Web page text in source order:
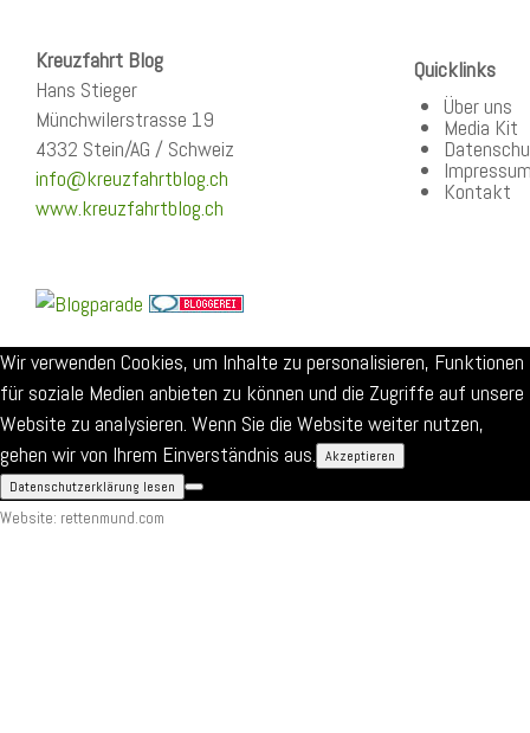
Kreuzfahrt Blog
Hans Stieger
Münchwilerstrasse 19
4332 Stein/AG / Schweiz
info@kreuzfahrtblog.ch
www.kreuzfahrtblog.ch
Quicklinks
Über uns
Media Kit
Kontakt
Website: rettenmund.com
Wir verwenden Cookies, um Inhalte zu personalisieren, Funktionen
für soziale Medien anbieten zu können und die Zugriffe auf unsere
Website zu analysieren. Wenn Sie die Website weiter nutzen,
gehen wir von Ihrem Einverständnis aus. Akzeptieren
Datenschutzerklärung lesen